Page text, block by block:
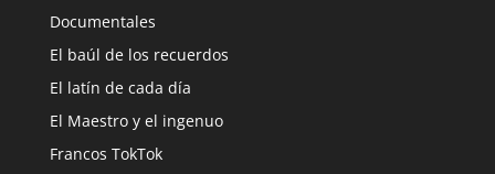
Documentales
El baúl de los recuerdos
El latín de cada día
El Maestro y el ingenuo
Francos TokTok